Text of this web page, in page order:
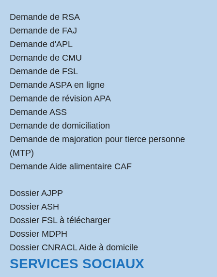
Demande de RSA
Demande de FAJ
Demande d'APL
Demande de CMU
Demande de FSL
Demande ASPA en ligne
Demande de révision APA
Demande ASS
Demande de domiciliation
Demande de majoration pour tierce personne
(MTP)
Demande Aide alimentaire CAF
Dossier AJPP
Dossier ASH
Dossier FSL à télécharger
Dossier MDPH
Dossier CNRACL Aide à domicile
SERVICES SOCIAUX